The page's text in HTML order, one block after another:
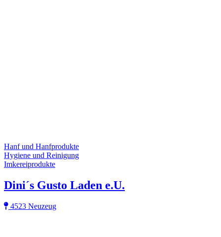
Hanf und Hanfprodukte
Hygiene und Reinigung
Imkereiprodukte
Dini´s Gusto Laden e.U.
4523 Neuzeug